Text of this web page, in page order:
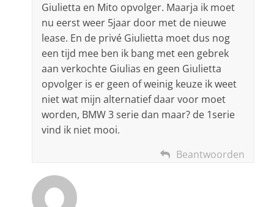
Giulietta en Mito opvolger. Maarja ik moet
nu eerst weer 5jaar door met de nieuwe
lease. En de privé Giulietta moet dus nog
een tijd mee ben ik bang met een gebrek
aan verkochte Giulias en geen Giulietta
opvolger is er geen of weinig keuze ik weet
niet wat mijn alternatief daar voor moet
worden, BMW 3 serie dan maar? de 1serie
vind ik niet mooi.
Beantwoorden